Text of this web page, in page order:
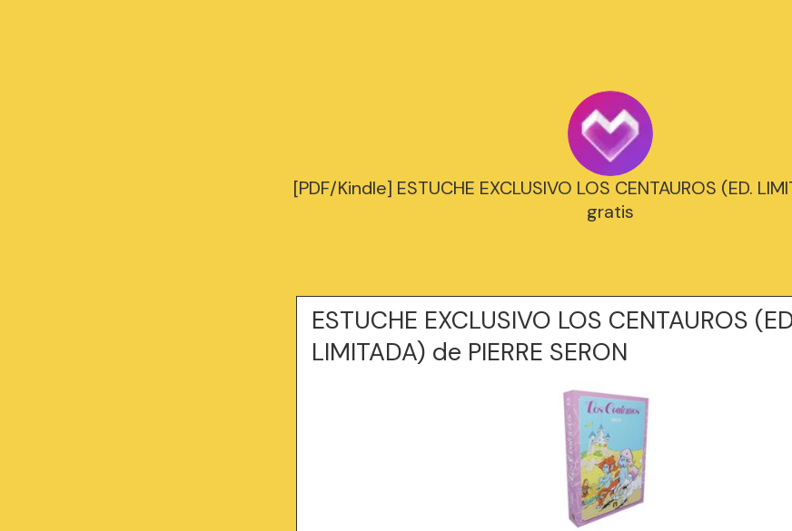
[PDF/Kindle] ESTUCHE EXCLUSIVO LOS CENTAUROS (ED.
gratis
ESTUCHE EXCLUSIVO LOS CENTAUROS
LIMITADA) de PIERRE SERON